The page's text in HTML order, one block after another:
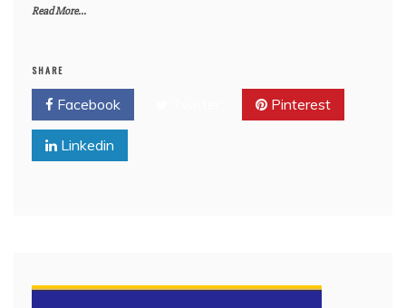
Read More...
SHARE
Facebook Pinterest
Linkedin